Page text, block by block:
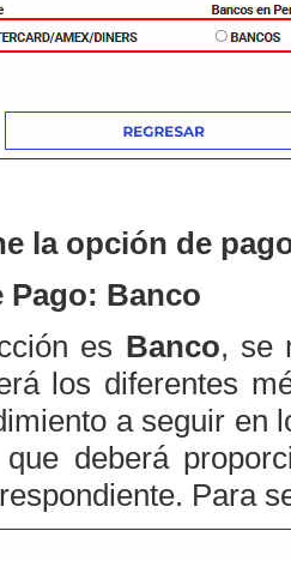
la opción de
Pago: Banco
es Banco, se
los diferentes
a seguir en
deberá
Para